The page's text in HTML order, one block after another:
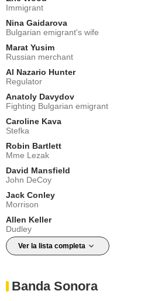
Immigrant
Nina Gaidarova
Bulgarian emigrant's wife
Marat Yusim
Russian merchant
Al Nazario Hunter
Regulator
Anatoly Davydov
Fighting Bulgarian emigrant
Caroline Kava
Stefka
Robin Bartlett
Mme Lezak
David Mansfield
John DeCoy
Jack Conley
Morrison
Allen Keller
Dudley
Ver la lista completa
Banda Sonora